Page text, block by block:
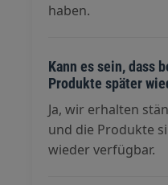
haben.
Kann es sein, dass
Produkte später
Ja, wir erhalten
und die Produkte
wieder verfügbar.